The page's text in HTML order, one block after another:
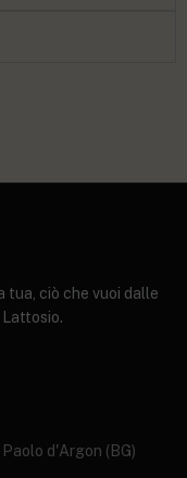
tua, ciò che vuoi dalle
Paolo d'Argon (BG)